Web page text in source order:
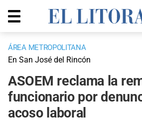
ÁREA METROPOLITANA
En San José del Rincón
ASOEM reclama la
funcionario por
acoso laboral